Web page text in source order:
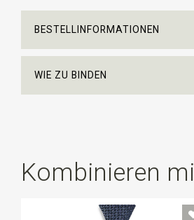
BESTELLINFORMATIONEN
WIE ZU BINDEN
Kombinieren